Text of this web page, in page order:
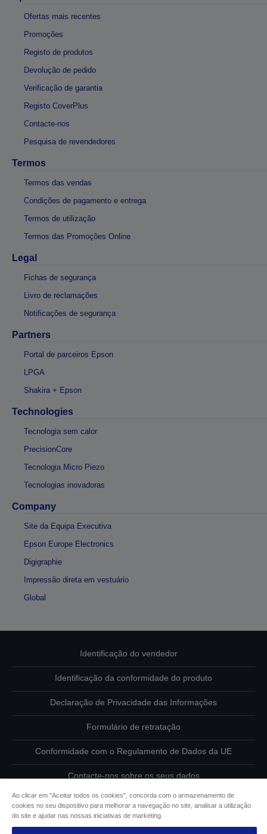
Ofertas mais recentes
Promoções
Registo de produtos
Devolução de pedido
Verificação de garantia
Registo CoverPlus
Contacte-nos
Pesquisa de revendedores
Termos
Termos das vendas
Condições de pagamento e entrega
Termos de utilização
Termos das Promoções Online
Legal
Fichas de segurança
Livro de reclamações
Notificações de segurança
Partners
Portal de parceiros Epson
LPGA
Shakira + Epson
Technologies
Tecnologia sem calor
PrecisionCore
Tecnologia Micro Piezo
Tecnologias inovadoras
Company
Site da Equipa Executiva
Epson Europe Electronics
Digigraphie
Impressão direta em vestuário
Global
Identificação do vendedor
Identificação da conformidade do produto
Declaração de Privacidade das Informações
Formulário de retratação
Conformidade com o Regulamento de Dados da UE
Contacte-nos sobre os seus dados
Informações sobre cookies
Ao clicar em "Aceitar todos os cookies", concorda com o armazenamento de
cookies no seu dispositivo para melhorar a navegação no site, analisar a utilização
do site e ajudar nas nossas iniciativas de marketing.